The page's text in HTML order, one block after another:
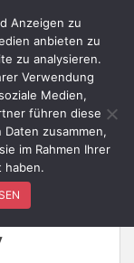
Anzeigen zu
anbieten zu
zu analysieren.
Verwendung
Medien,
führen diese
zusammen,
im Rahmen Ihrer
haben.